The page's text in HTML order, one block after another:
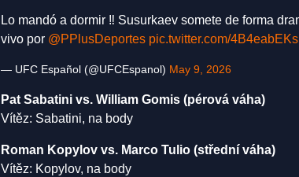
Lo mandó a dormir ‼️ Susurkaev somete de forma
vivo por @PPlusDeportes pic.twitter.com/
— UFC Español (@UFCEspanol) May 9, 2026
Pat Sabatini vs. William Gomis (pérová váha)
Vítěz: Sabatini, na body
Roman Kopylov vs. Marco Tulio (střední váha)
Vítěz: Kopylov, na body